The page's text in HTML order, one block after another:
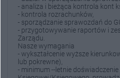
- analiza i bieżąca kontrola kont
- kontrola rozrachunków,
- sporządzanie sprawozdań do
- przygotowywanie raportów i
Zarządu.
Nasze wymagania
- wykształcenie wyższe
lub pokrewne),
- minimum --letnie